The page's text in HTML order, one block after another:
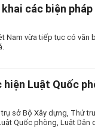
các biện
Nam vừa tiếp tục có
Luật Quốc
sở Bộ Xây dựng, Thứ
Quốc phòng, Luật Dân